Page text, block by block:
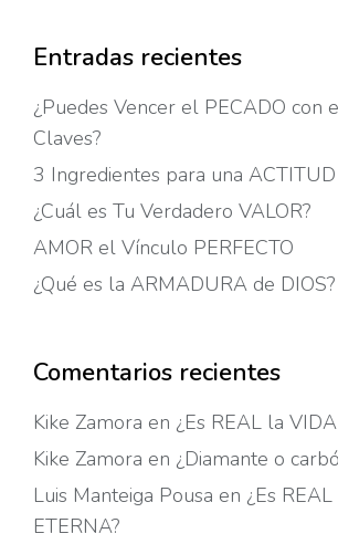
Entradas recientes
¿Puedes Vencer el PECADO con
Claves?
3 Ingredientes para una
¿Cuál es Tu Verdadero VALOR?
AMOR el Vínculo PERFECTO
¿Qué es la ARMADURA de DIOS?
Comentarios recientes
Kike Zamora en ¿Es REAL la
Kike Zamora en ¿Diamante o
Luis Manteiga Pousa en ¿Es
ETERNA?